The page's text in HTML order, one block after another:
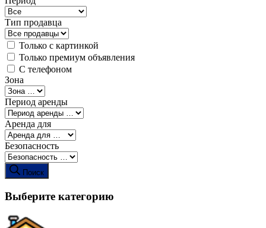
Тип продавца
Только с картинкой
Только премиум объявления
С телефоном
Зона
Период аренды
Аренда для
Безопасность
Поиск
Выберите категорию